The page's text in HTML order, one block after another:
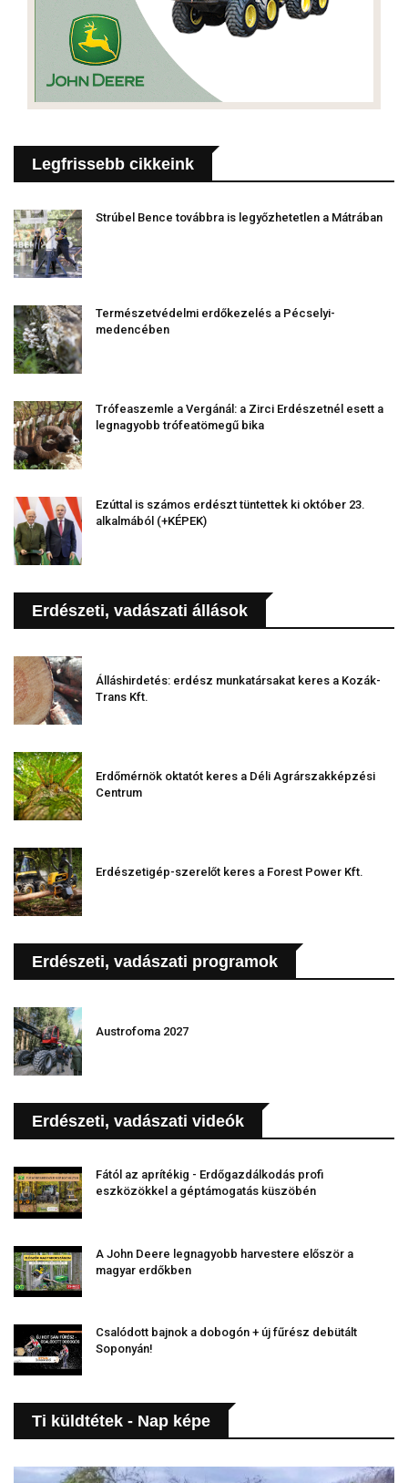
Legfrissebb cikkeink
Strúbel Bence továbbra is legyőzhetetlen a Mátrában
Természetvédelmi erdőkezelés a Pécselyi-
medencében
Trófeaszemle a Vergánál: a Zirci Erdészetnél esett a
legnagyobb trófeatömegű bika
Ezúttal is számos erdészt tüntettek ki október 23.
alkalmából (+KÉPEK)
Erdészeti, vadászati állások
Álláshirdetés: erdész munkatársakat keres a Kozák-
Trans Kft.
Erdőmérnök oktatót keres a Déli Agrárszakképzési
Centrum
Erdészetigép-szerelőt keres a Forest Power Kft.
Erdészeti, vadászati programok
Austrofoma 2027
Erdészeti, vadászati videók
Fától az aprítékig - Erdőgazdálkodás profi
eszközökkel a géptámogatás küszöbén
A John Deere legnagyobb harvestere először a
magyar erdőkben
Csalódott bajnok a dobogón + új fűrész debütált
Soponyán!
Ti küldtétek - Nap képe